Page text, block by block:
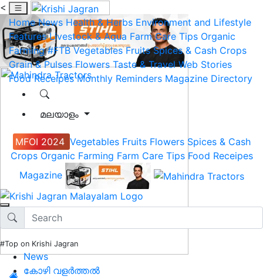
<
Home News Health & Herbs Environment and Lifestyle
Features Livestock & Aqua Farm Care Tips Organic
Farming #FTB Vegetables Fruits Spices & Cash Crops
Grain & Pulses Flowers Taste & Travel Web Stories
Food Receipes Monthly Reminders Magazine Directory
മലയാളം
MFOI 2024 Vegetables Fruits Flowers Spices & Cash
Crops Organic Farming Farm Care Tips Food Receipes
Magazine
#Top on Krishi Jagran
News
കോഴി വളർത്തൽ